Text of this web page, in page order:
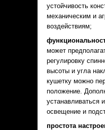
устойчивость
механическим и
воздействиям;
может
регулировку
высоты и угла
кушетку можно
положение.
устанавливаться
освещение и
простота